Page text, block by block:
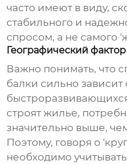
часто имеют в виду,
стабильного и
спросом, а не самого
Географический
Важно понимать, что
балки сильно
строят жилье,
значительно выше,
Поэтому, говоря о
необходимо